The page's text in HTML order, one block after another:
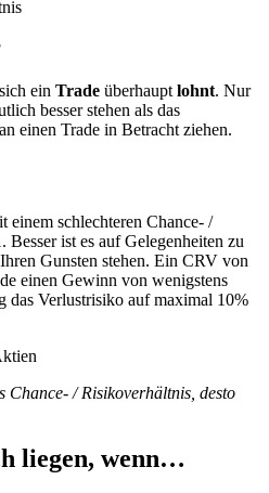
ein Trade überhaupt lohnt. Nur
besser stehen als das
einen Trade in Betracht ziehen.
einem schlechteren Chance- /
ist es auf Gelegenheiten zu
Gunsten stehen. Ein CRV von
einen Gewinn von wenigstens
das Verlustrisiko auf maximal 10%
/ Risiko­verhältnis, desto
liegen, wenn…